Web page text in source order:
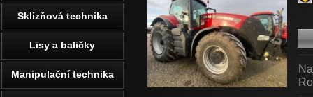
Sklizňová technika
Lisy a baličky
Manipulační technika